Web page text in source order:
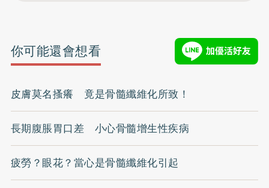
你可能還會想看
皮膚莫名搔癢 竟是骨髓纖維化所致！
長期腹脹胃口差 小心骨髓增生性疾病
疲勞？眼花？當心是骨髓纖維化引起